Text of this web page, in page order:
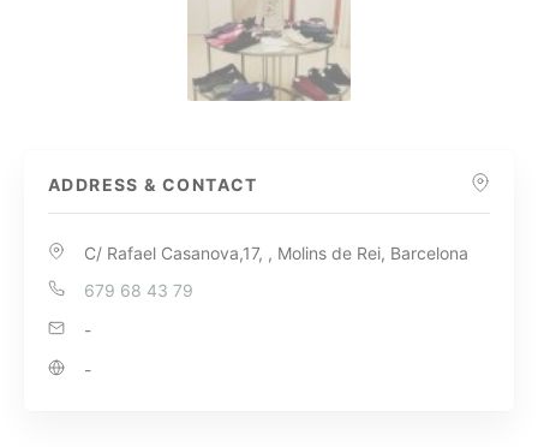
ADDRESS & CONTACT
C/ Rafael Casanova,17, , Molins de Rei, Barcelona
679 68 43 79
-
-